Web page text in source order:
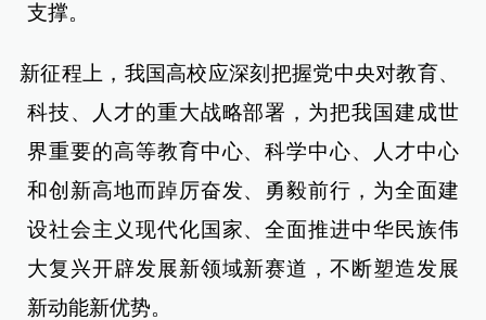
支撑。
新征程上，我国高校应深刻把握党中央对教育、
科技、人才的重大战略部署，为把我国建成世
界重要的高等教育中心、科学中心、人才中心
和创新高地而踔厉奋发、勇毅前行，为全面建
设社会主义现代化国家、全面推进中华民族伟
大复兴开辟发展新领域新赛道，不断塑造发展
新动能新优势。